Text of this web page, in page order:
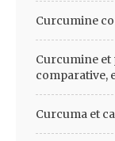
Curcumine
Curcumine et
comparative,
Curcuma et